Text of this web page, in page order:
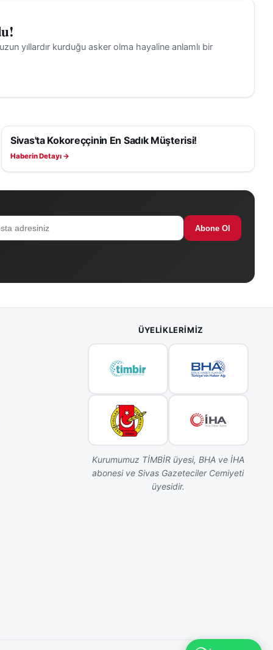
Sivas
bir
arasında
yıllardır kurduğu asker olma hayaline anlamlı bir
YAŞAM
Sivas'ta Kokoreççinin En Sadık Müşterisi!
Haberin Detayı →
Abone Ol
ÜYELIKLERIMIZ
Kurumumuz TİMBİR üyesi, BHA ve İHA
abonesi ve Sivas Gazeteciler Cemiyeti
üyesidir.